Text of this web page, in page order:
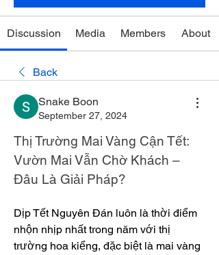
Discussion Media Members About
Back
Snake Boon
September 27, 2024
Thị Trường Mai Vàng Cận Tết:
Vườn Mai Vẫn Chờ Khách –
Đâu Là Giải Pháp?
Dịp Tết Nguyên Đán luôn là thời điểm
nhộn nhịp nhất trong năm với thị
trường hoa kiểng, đặc biệt là mai vàng